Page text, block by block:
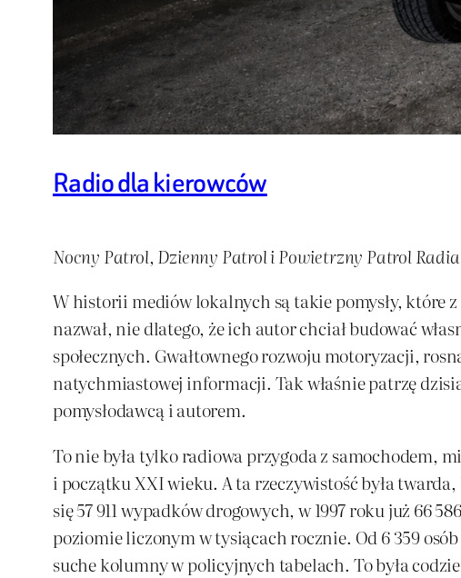
Radio dla kierowców
Nocny Patrol, Dzienny Patrol i Powietrzny Patrol
W historii mediów lokalnych są takie pomysły, które
nazwał, nie dlatego, że ich autor chciał budować
społecznych. Gwałtownego rozwoju motoryzacji,
natychmiastowej informacji. Tak właśnie patrzę
pomysłodawcą i autorem.
To nie była tylko radiowa przygoda z samochodem,
i początku XXI wieku. A ta rzeczywistość była
się 57 911 wypadków drogowych, w 1997 roku już 66
poziomie liczonym w tysiącach rocznie. Od 6 359 osób
suche kolumny w policyjnych tabelach. To była